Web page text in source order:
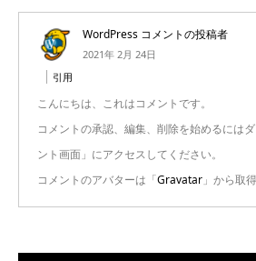
WordPress コメントの投稿者
2021年 2月 24日
引用
こんにちは、これはコメントです。
コメントの承認、編集、削除を始めるには
ント画面」にアクセスしてください。
コメントのアバターは「Gravatar 」から取